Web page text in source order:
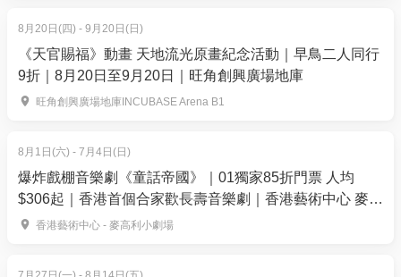
***單人票 | 只限購買4人票後加購, 如沒有購買4人套票,
單人票不會獲得退款和進場***
*只適用於8歲以上之人士，基於安全理由，未滿13歲
【01空間特別優惠價 】
極速飄移體驗 | 購買後第二天起方可使用
大小同價 | 單人票:
8月20日(四) - 9月20日(日)
《天官賜福》動畫 天地流光原畫紀念活動｜早鳥二人同行
9折｜8月20日至9月20日｜旺角創興廣場地庫
旺角創興廣場地庫INCUBASE Arena B1
8月1日(六) - 7月4日(日)
爆炸戲棚音樂劇《童話帝國》｜01獨家85折門票 人均
$306起｜香港首個合家歡長壽音樂劇｜香港藝術中心 麥高
利小劇場上演
香港藝術中心 - 麥高利小劇場